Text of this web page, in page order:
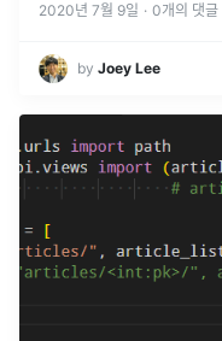
2020년 7월 9일 · 0개의 댓글
by Joey Lee